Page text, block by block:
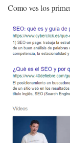
Como ves los